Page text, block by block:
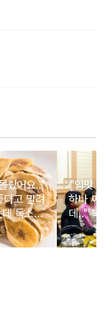
랐어요.."
다고 말려
데 독소를
었던 의외
음식
"입맛 없
하나 싸
데.." 북
외로 안
건